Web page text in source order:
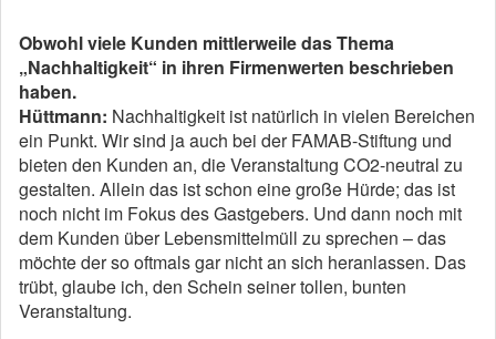
Obwohl viele Kunden mittlerweile das Thema
„Nachhaltigkeit“ in ihren Firmenwerten beschrieben
haben.
Hüttmann: Nachhaltigkeit ist natürlich in vielen Bereichen
ein Punkt. Wir sind ja auch bei der FAMAB-Stiftung und
bieten den Kunden an, die Veranstaltung CO2-neutral zu
gestalten. Allein das ist schon eine große Hürde; das ist
noch nicht im Fokus des Gastgebers. Und dann noch mit
dem Kunden über Lebensmittelmüll zu sprechen – das
möchte der so oftmals gar nicht an sich heranlassen. Das
trübt, glaube ich, den Schein seiner tollen, bunten
Veranstaltung.